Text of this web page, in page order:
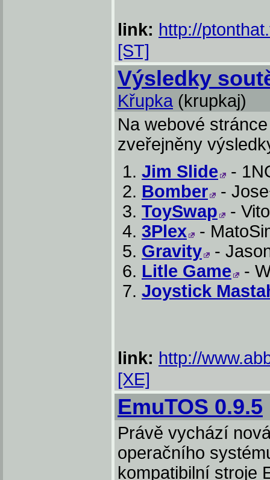
link: http://
[ST]
Výsledky
Křupka (krupkaj)
Na webové
zveřejněny
Jim Slide
-
Bomber
-
ToySwap
-
3Plex
-
Gravity
-
Litle Game
-
Joystick
link: http://
[XE]
EmuTOS 0.9.5
Právě vychází
operačního
kompatibilní stroje